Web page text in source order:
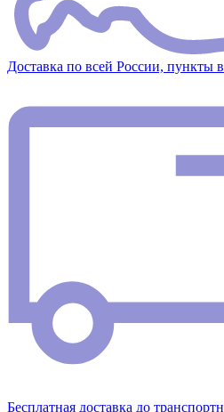
Доставка по всей России, пункты
Бесплатная доставка до